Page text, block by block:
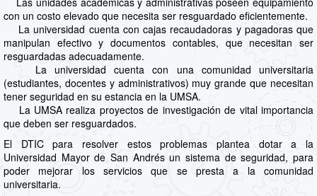
con un costo elevado que necesita ser resguardado eficientemente.
La universidad cuenta con cajas recaudadoras y pagadoras que
manipulan efectivo y documentos contables, que necesitan ser
resguardadas adecuadamente.
La universidad cuenta con una comunidad universitaria
(estudiantes, docentes y administrativos) muy grande que necesitan
tener seguridad en su estancia en la UMSA.
La UMSA realiza proyectos de investigación de vital importancia
que deben ser resguardados.
El DTIC para resolver estos problemas plantea dotar a la
Universidad Mayor de San Andrés un sistema de seguridad, para
poder mejorar los servicios que se presta a la comunidad
universitaria.